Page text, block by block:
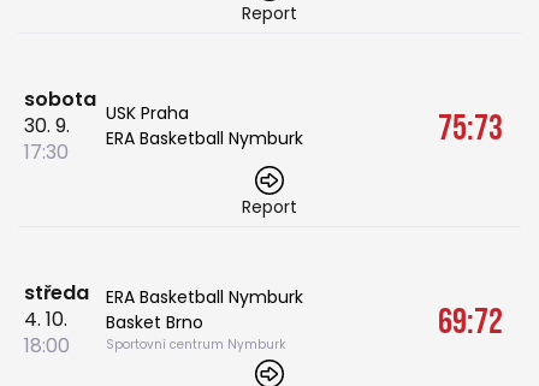
Report
sobota
30. 9.
17:30
USK Praha
ERA Basketball Nymburk
75:73
Report
středa
4. 10.
18:00
ERA Basketball Nymburk
Basket Brno
Sportovní centrum Nymburk
69:72